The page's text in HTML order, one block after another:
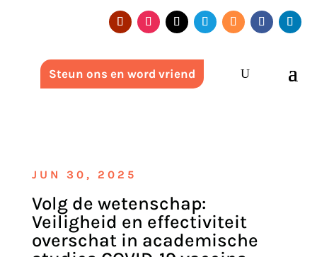
Steun ons en word vriend
JUN 30, 2025
Volg de wetenschap:
Veiligheid en effectiviteit
overschat in academische